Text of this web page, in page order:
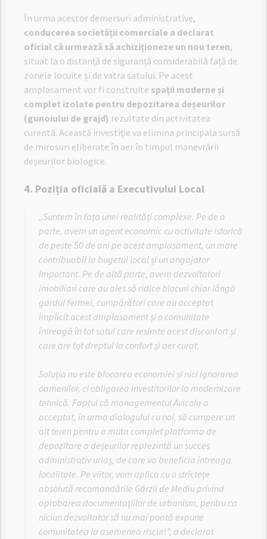
În urma acestor demersuri administrative,
conducerea societății comerciale a declarat
oficial că urmează să achiziționeze un nou teren,
situat la o distanță de siguranță considerabilă față de
zonele locuite și de vatra satului. Pe acest
amplasament vor fi construite spații moderne și
complet izolate pentru depozitarea deșeurilor
(gunoiului de grajd) rezultate din activitatea
curentă. Această investiție va elimina principala sursă
de mirosuri eliberate în aer în timpul manevrării
deșeurilor biologice.
4. Poziția oficială a Executivului Local
„Suntem în fața unei realități complexe. Pe de o
parte, avem un agent economic cu activitate istorică
de peste 50 de ani pe acest amplasament, un mare
contribuabil la bugetul local și un angajator
important. Pe de altă parte, avem dezvoltatori
imobiliari care au ales să ridice blocuri chiar lângă
gardul fermei, cumpărători care au acceptat
implicit acest amplasament și o comunitate
întreagă în tot satul care resimte acest disconfort și
care are tot dreptul la confort și aer curat.
Soluția nu este blocarea economiei și nici ignorarea
oamenilor, ci obligarea investitorilor la modernizare
tehnică. Faptul că managementul Avicola a
acceptat, în urma dialogului cu noi, să cumpere un
alt teren pentru a muta complet platforma de
depozitare a deșeurilor reprezintă un succes
administrativ uriaș, de care va beneficia întreaga
localitate. Pe viitor, vom aplica cu o strictețe
absolută recomandările Gărzii de Mediu privind
aprobarea documentațiilor de urbanism, pentru ca
niciun dezvoltator să nu mai poată expune
comunitatea la asemenea riscuri”, a declarat